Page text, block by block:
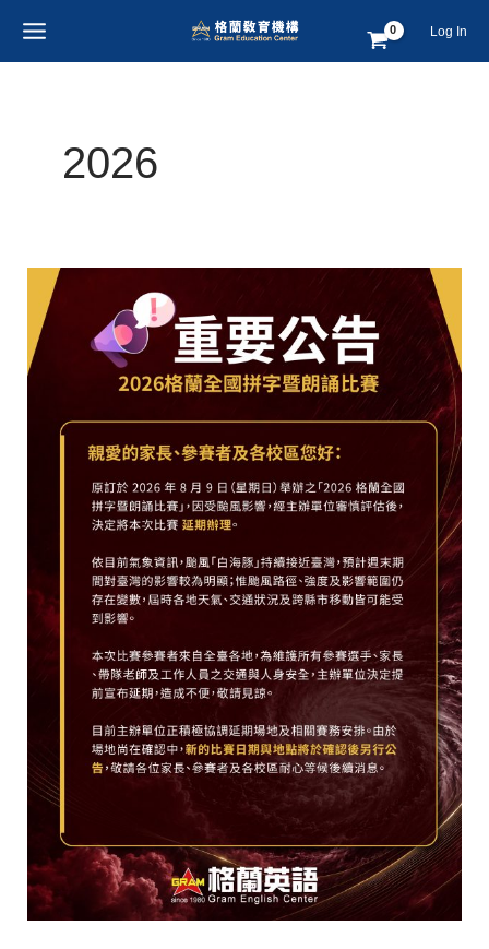
主
MAIN
MENU
Log In
2026
2026
蘭
全
比